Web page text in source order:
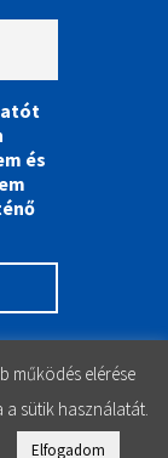
és
működés elérése
sütik használatát.
Elfogadom